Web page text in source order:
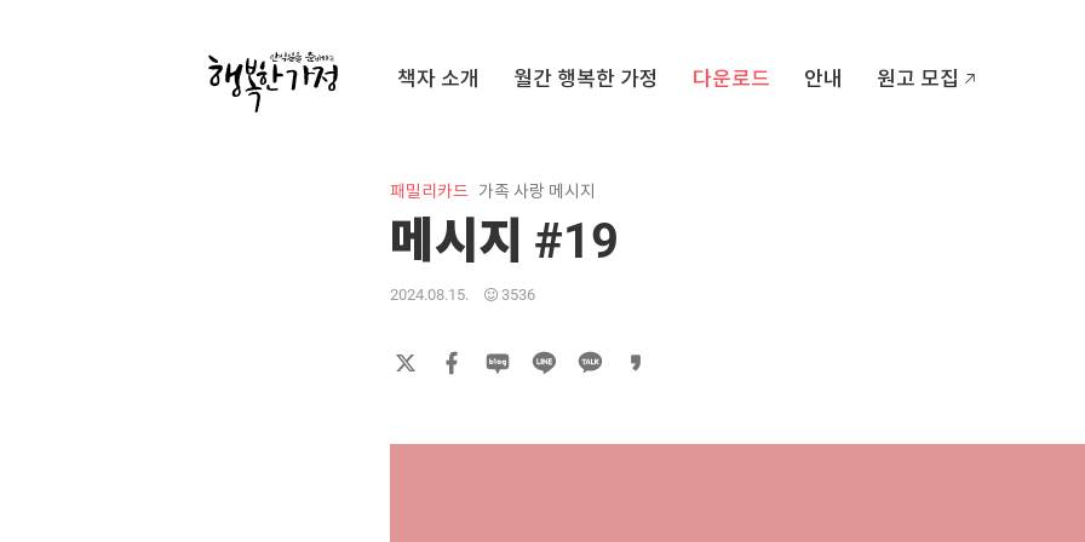
행
책자 소개 월간 행복한 가정 다운로드 안내 원고 모집
Submit
패밀리카드 가족 사랑 메시지
메시지 #19
2024.08.15. 3536